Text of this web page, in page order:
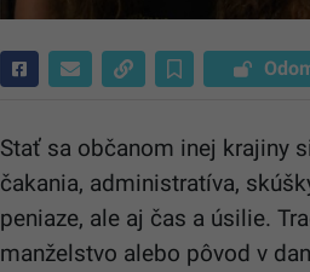
Stať sa občanom inej krajiny
čakania, administratíva,
peniaze, ale aj čas a úsilie.
manželstvo alebo pôvod v